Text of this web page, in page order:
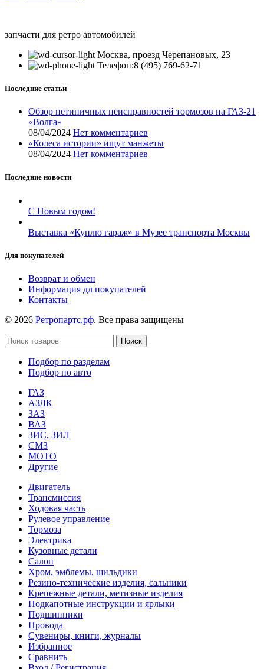
запчасти для ретро автомобилей
Москва, проезд Черепановых, 23
Телефон:8 (495) 769-62-71
Последние статьи
Обзор нетипичных неисправностей тормозов на ГАЗ-21
«Волга»
08/04/2024 Нет комментариев
«Колеса истории» ищут манжеты
08/04/2024 Нет комментариев
Последние новости
С Новым годом!
Выставка «Куплю гараж» в Музее транспорта Москвы
Для покупателей
Возврат и обмен
Информация дл покупателей
Контакты
© 2026 Ретропартс.рф. Все права защищены
Поиск
Подбор по разделам
Подбор по авто
ГАЗ
АЗЛК
ЗАЗ
ВАЗ
ЗИС, ЗИЛ
СМЗ
МОТО
Другие
Двигатель
Трансмиссия
Ходовая часть
Рулевое управление
Тормоза
Электрика
Кузовные детали
Салон
Хром, эмблемы, шильдики
Резино-технические изделия, сальники
Крепежные детали, метизные изделия
Подкапотные инструкции и ярлыки
Подшипники
Провода
Сувениры, книги, журналы
Избранное
Сравнить